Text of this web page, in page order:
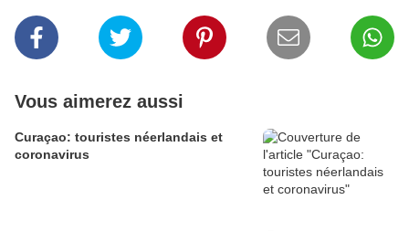
Vous aimerez aussi
Curaçao: touristes néerlandais et
coronavirus